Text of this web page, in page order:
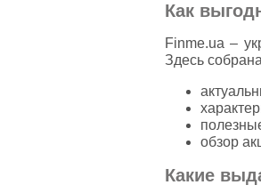
Как
Finme.ua –
Здесь
обзор
Какие